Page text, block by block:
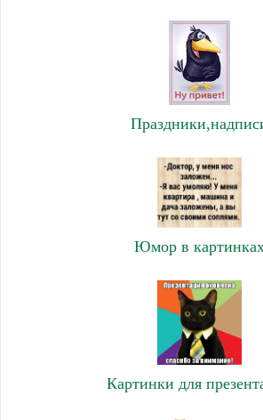
Юмор в
Картинки для